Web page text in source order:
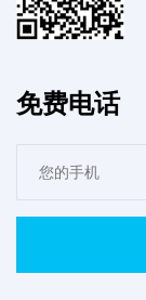
免费电话